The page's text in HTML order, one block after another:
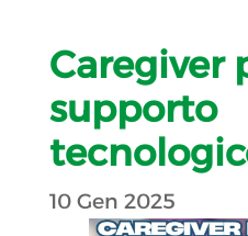
Caregiver
supporto
10 Gen 2025